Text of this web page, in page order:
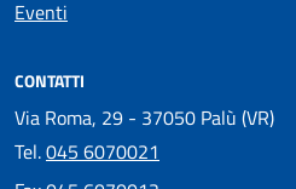
Eventi
CONTATTI
Via Roma, 29 - 37050 Palù (VR)
Tel.045 6070021